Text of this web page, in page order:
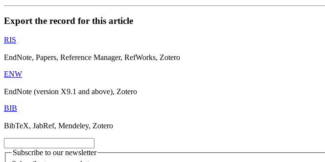
Export the record for this article
RIS
EndNote, Papers, Reference Manager, RefWorks, Zotero
ENW
EndNote (version X9.1 and above), Zotero
BIB
BibTeX, JabRef, Mendeley, Zotero
Subscribe to our newsletter